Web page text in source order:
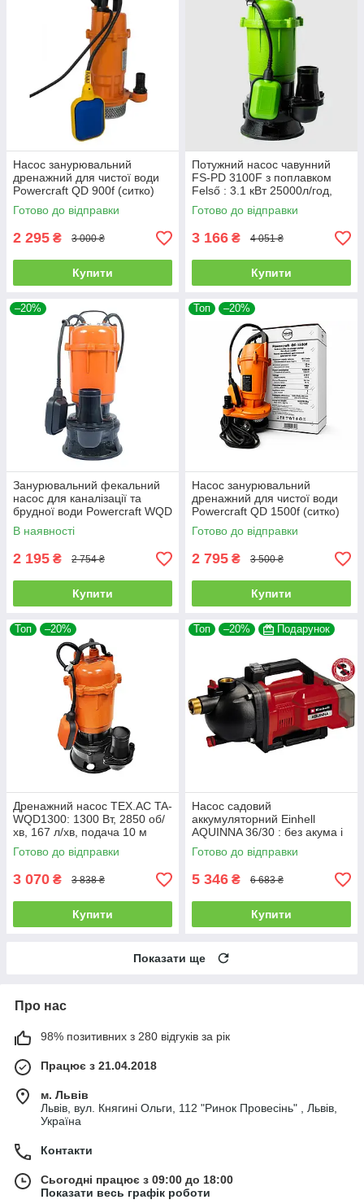
Насос занурювальний
дренажний для чистої води
Powercraft QD 900f (ситко)
227427 : 900Вт (227427)
Готово до відправки
2 295 ₴ 3 000 ₴
Купити
Потужний насос чавунний
FS-PD 3100F з поплавком
Felső : 3.1 кВт 25000л/год,
піднімання води 20 м
Готово до відправки
3 166 ₴ 4 051 ₴
Купити
–20%
Занурювальний фекальний
насос для каналізації та
брудної води Powercraft WQD
1300f (70601)
В наявності
2 195 ₴ 2 754 ₴
Купити
Топ –20%
Насос занурювальний
дренажний для чистої води
Powercraft QD 1500f (ситко)
227426
Готово до відправки
2 795 ₴ 3 500 ₴
Купити
Топ –20%
Дренажний насос TEX.AC TA-
WQD1300: 1300 Вт, 2850 об/
хв, 167 л/хв, подача 10 м
Готово до відправки
3 070 ₴ 3 838 ₴
Купити
Топ –20% Подарунок
Насос садовий
аккумуляторний Einhell
AQUINNA 36/30 : без акума і
зарядки (4180400)
Готово до відправки
5 346 ₴ 6 683 ₴
Купити
Показати ще
Про нас
98% позитивних з 280 відгуків за рік
Працює з 21.04.2018
м. Львів
Львів, вул. Княгині Ольги, 112 "Ринок Провесінь" , Львів,
Україна
Контакти
Сьогодні працює з 09:00 до 18:00
Показати весь графік роботи